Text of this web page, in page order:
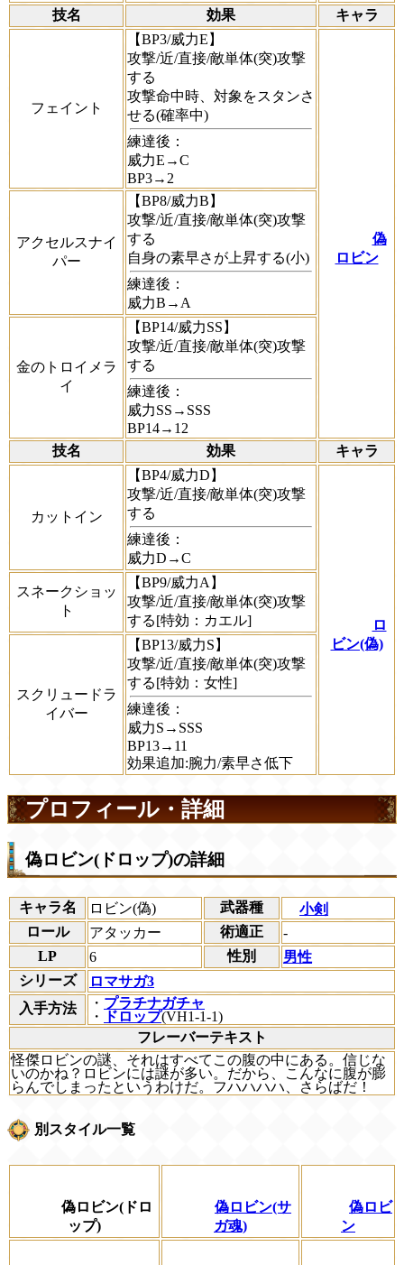
技名 効果 キャラ
フェイント
【BP3/威力E】
攻撃/近/直接/敵単体(突)攻撃
する
攻撃命中時、対象をスタンさ
せる(確率中)
練達後：
威力E→C
BP3→2
偽
ロビン
アクセルスナイ
パー
【BP8/威力B】
攻撃/近/直接/敵単体(突)攻撃
する
自身の素早さが上昇する(小)
練達後：
威力B→A
金のトロイメラ
イ
【BP14/威力SS】
攻撃/近/直接/敵単体(突)攻撃
する
練達後：
威力SS→SSS
BP14→12
技名
効果 キャラ
カットイン
【BP4/威力D】
攻撃/近/直接/敵単体(突)攻撃
する
練達後：
威力D→C
ロ
ビン(偽)
スネークショッ
ト
【BP9/威力A】
攻撃/近/直接/敵単体(突)攻撃
する[特効：カエル]
スクリュードラ
イバー
【BP13/威力S】
攻撃/近/直接/敵単体(突)攻撃
する[特効：女性]
練達後：
威力S→SSS
BP13→11
効果追加:腕力/素早さ低下
プロフィール・詳細
偽ロビン(ドロップ)の詳細
キャラ名 ロビン(偽) 武器種
小剣
ロール
アタッカー 術適正
-
LP
6 性別
男性
シリーズ
ロマサガ3
入手方法
・ プラチナガチャ
・
ドロップ(VH1-1-1)
フレーバーテキスト
怪傑ロビンの謎、それはすべてこの腹の中にある。信じな
いのかね？ロビンには謎が多い。だから、こんなに腹が膨
らんでしまったというわけだ。フハハハハ、さらばだ！
別スタイル一覧
偽ロビン(ドロ
ップ)
偽ロビン(サ
ガ魂)
偽ロビ
ン